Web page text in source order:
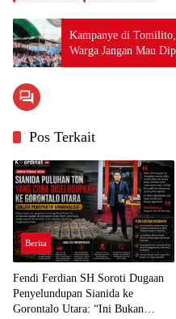
Kampanye di
Warga Jangan Mau
Pos Terkait
Berita
Fendi Ferdian SH Soroti Dugaan
Penyelundupan Sianida ke
Gorontalo Utara: “Ini Bukan